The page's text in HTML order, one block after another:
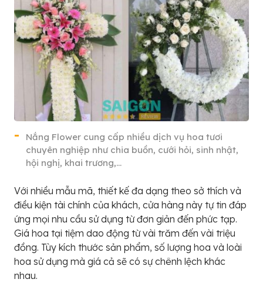
Nắng Flower cung cấp nhiều dịch vụ hoa tươi
chuyên nghiệp như chia buồn, cưới hỏi, sinh nhật,
hội nghị, khai trương,…
Với nhiều mẫu mã, thiết kế đa dạng theo sở thích và
điều kiện tài chính của khách, cửa hàng này tự tin đáp
ứng mọi nhu cầu sử dụng từ đơn giản đến phức tạp.
Giá hoa tại tiệm dao động từ vài trăm đến vài triệu
đồng. Tùy kích thước sản phẩm, số lượng hoa và loài
hoa sử dụng mà giá cả sẽ có sự chênh lệch khác
nhau.